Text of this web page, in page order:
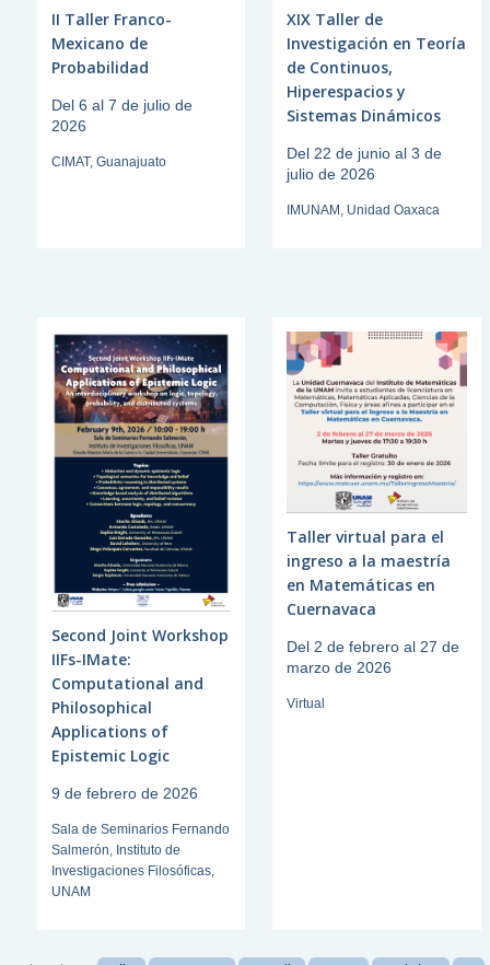
II Taller Franco-
Mexicano de
Probabilidad
Del 6 al 7 de julio de
2026
CIMAT, Guanajuato
XIX Taller de
Investigación en Teoría
de Continuos,
Hiperespacios y
Sistemas Dinámicos
Del 22 de junio al 3 de
julio de 2026
IMUNAM, Unidad Oaxaca
Second Joint Workshop
IIFs-IMate:
Computational and
Philosophical
Applications of
Epistemic Logic
9 de febrero de 2026
Sala de Seminarios Fernando
Salmerón, Instituto de
Investigaciones Filosóficas,
UNAM
Taller virtual para el
ingreso a la maestría
en Matemáticas en
Cuernavaca
Del 2 de febrero al 27 de
marzo de 2026
Virtual